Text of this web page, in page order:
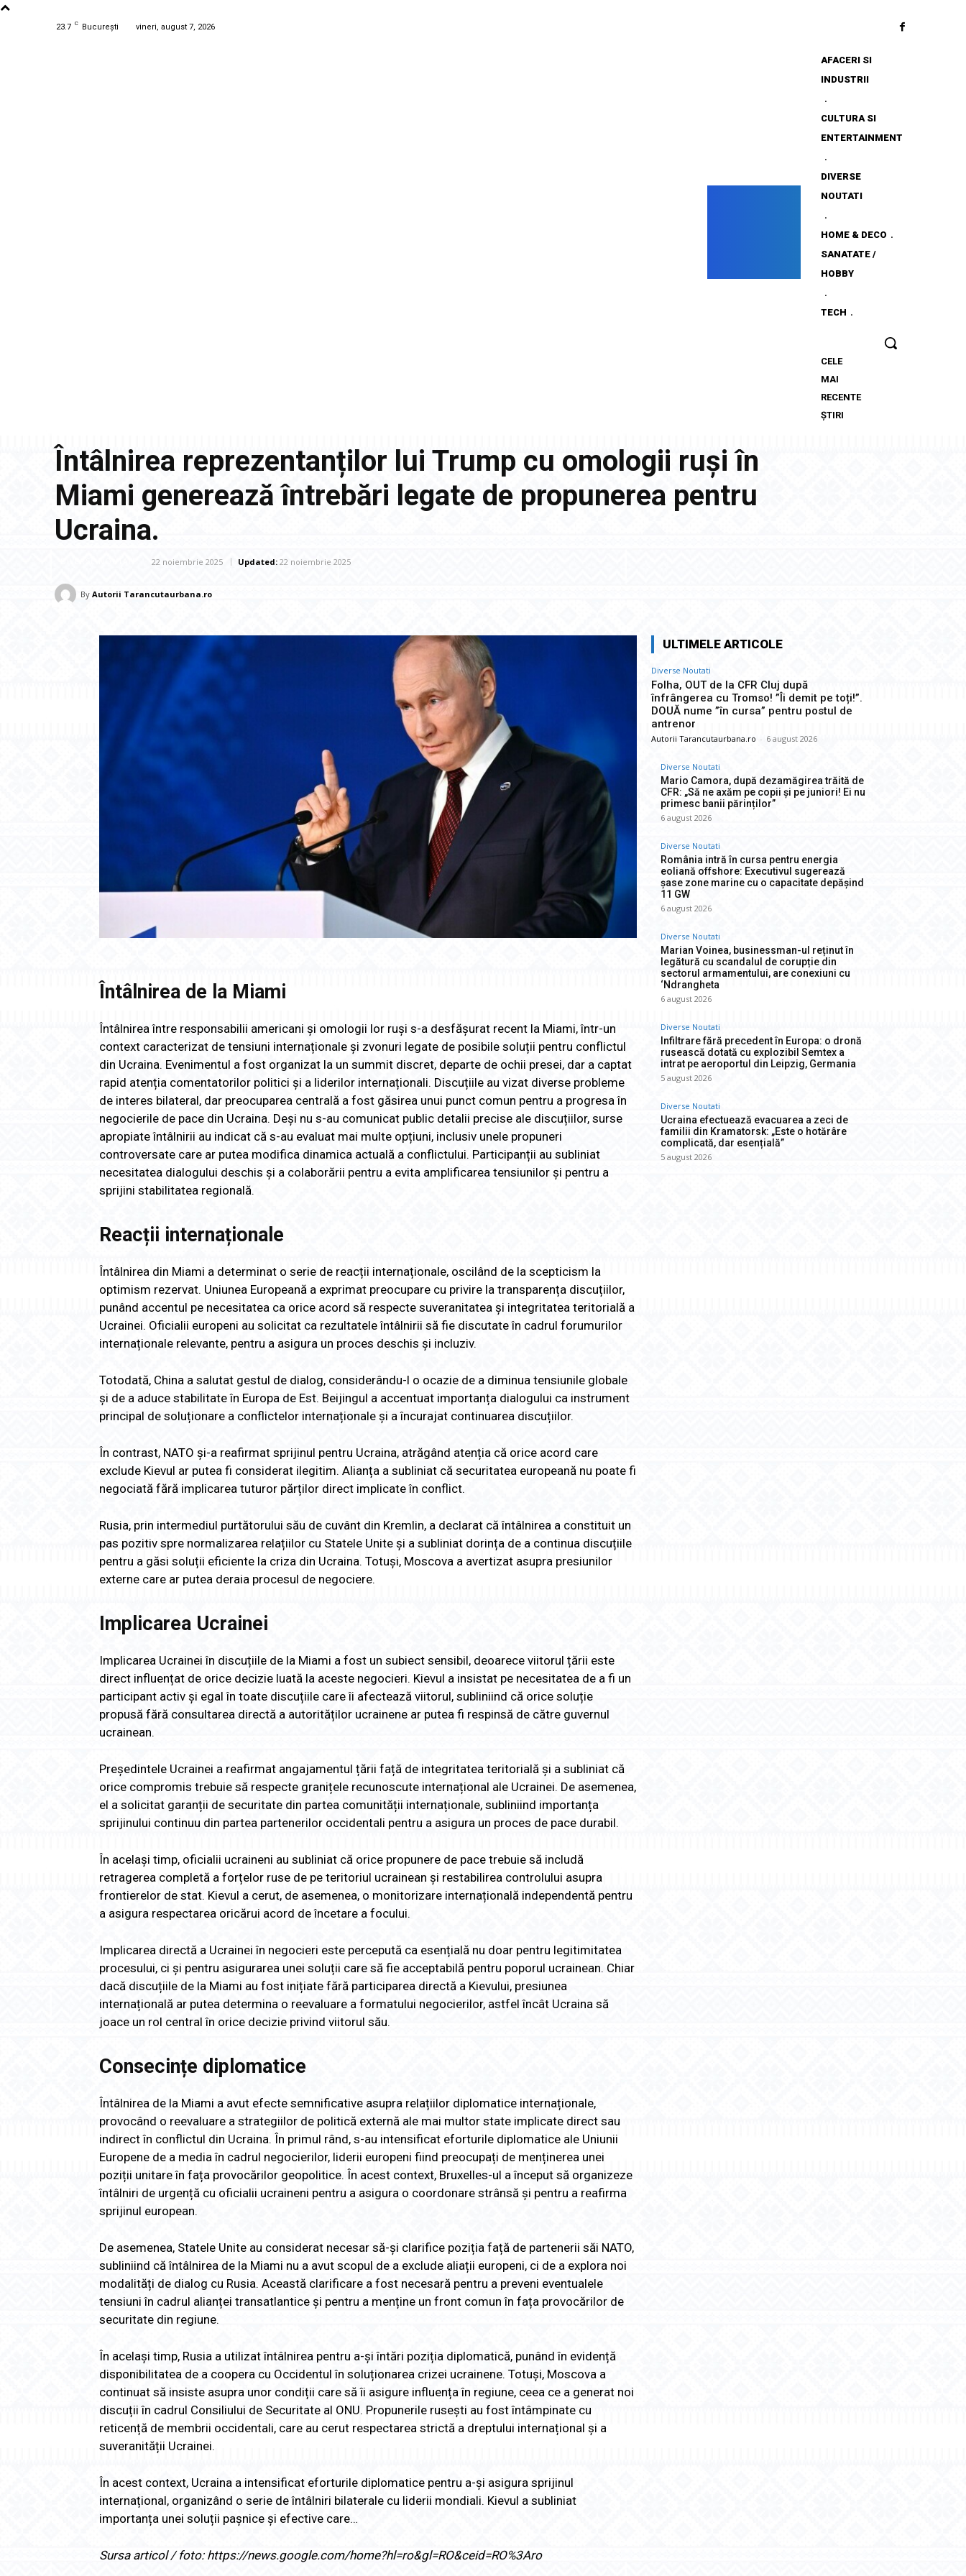
23.7 C București vineri, august 7, 2026
AFACERI SI
INDUSTRII
CULTURA SI
ENTERTAINMENT
DIVERSE
NOUTATI
HOME & DECO
SANATATE /
HOBBY
TECH
CELE
MAI
RECENTE
ȘTIRI
Întâlnirea reprezentanților lui Trump cu omologii ruși în
Miami generează întrebări legate de propunerea pentru
Ucraina.
22 noiembrie 2025 Updated: 22 noiembrie 2025
By Autorii Tarancutaurbana.ro
Întâlnirea de la Miami
Întâlnirea între responsabilii americani și omologii lor ruși s-a desfășurat recent la Miami, într-un
context caracterizat de tensiuni internaționale și zvonuri legate de posibile soluții pentru conflictul
din Ucraina. Evenimentul a fost organizat la un summit discret, departe de ochii presei, dar a captat
rapid atenția comentatorilor politici și a liderilor internaționali. Discuțiile au vizat diverse probleme
de interes bilateral, dar preocuparea centrală a fost găsirea unui punct comun pentru a progresa în
negocierile de pace din Ucraina. Deși nu s-au comunicat public detalii precise ale discuțiilor, surse
apropiate întâlnirii au indicat că s-au evaluat mai multe opțiuni, inclusiv unele propuneri
controversate care ar putea modifica dinamica actuală a conflictului. Participanții au subliniat
necesitatea dialogului deschis și a colaborării pentru a evita amplificarea tensiunilor și pentru a
sprijini stabilitatea regională.
Reacții internaționale
Întâlnirea din Miami a determinat o serie de reacții internaționale, oscilând de la scepticism la
optimism rezervat. Uniunea Europeană a exprimat preocupare cu privire la transparența discuțiilor,
punând accentul pe necesitatea ca orice acord să respecte suveranitatea și integritatea teritorială a
Ucrainei. Oficialii europeni au solicitat ca rezultatele întâlnirii să fie discutate în cadrul forumurilor
internaționale relevante, pentru a asigura un proces deschis și incluziv.
Totodată, China a salutat gestul de dialog, considerându-l o ocazie de a diminua tensiunile globale
și de a aduce stabilitate în Europa de Est. Beijingul a accentuat importanța dialogului ca instrument
principal de soluționare a conflictelor internaționale și a încurajat continuarea discuțiilor.
În contrast, NATO și-a reafirmat sprijinul pentru Ucraina, atrăgând atenția că orice acord care
exclude Kievul ar putea fi considerat ilegitim. Alianța a subliniat că securitatea europeană nu poate fi
negociată fără implicarea tuturor părților direct implicate în conflict.
Rusia, prin intermediul purtătorului său de cuvânt din Kremlin, a declarat că întâlnirea a constituit un
pas pozitiv spre normalizarea relațiilor cu Statele Unite și a subliniat dorința de a continua discuțiile
pentru a găsi soluții eficiente la criza din Ucraina. Totuși, Moscova a avertizat asupra presiunilor
externe care ar putea deraia procesul de negociere.
Implicarea Ucrainei
Implicarea Ucrainei în discuțiile de la Miami a fost un subiect sensibil, deoarece viitorul țării este
direct influențat de orice decizie luată la aceste negocieri. Kievul a insistat pe necesitatea de a fi un
participant activ și egal în toate discuțiile care îi afectează viitorul, subliniind că orice soluție
propusă fără consultarea directă a autorităților ucrainene ar putea fi respinsă de către guvernul
ucrainean.
Președintele Ucrainei a reafirmat angajamentul țării față de integritatea teritorială și a subliniat că
orice compromis trebuie să respecte granițele recunoscute internațional ale Ucrainei. De asemenea,
el a solicitat garanții de securitate din partea comunității internaționale, subliniind importanța
sprijinului continuu din partea partenerilor occidentali pentru a asigura un proces de pace durabil.
În același timp, oficialii ucraineni au subliniat că orice propunere de pace trebuie să includă
retragerea completă a forțelor ruse de pe teritoriul ucrainean și restabilirea controlului asupra
frontierelor de stat. Kievul a cerut, de asemenea, o monitorizare internațională independentă pentru
a asigura respectarea oricărui acord de încetare a focului.
Implicarea directă a Ucrainei în negocieri este percepută ca esențială nu doar pentru legitimitatea
procesului, ci și pentru asigurarea unei soluții care să fie acceptabilă pentru poporul ucrainean. Chiar
dacă discuțiile de la Miami au fost inițiate fără participarea directă a Kievului, presiunea
internațională ar putea determina o reevaluare a formatului negocierilor, astfel încât Ucraina să
joace un rol central în orice decizie privind viitorul său.
Consecințe diplomatice
Întâlnirea de la Miami a avut efecte semnificative asupra relațiilor diplomatice internaționale,
provocând o reevaluare a strategiilor de politică externă ale mai multor state implicate direct sau
indirect în conflictul din Ucraina. În primul rând, s-au intensificat eforturile diplomatice ale Uniunii
Europene de a media în cadrul negocierilor, liderii europeni fiind preocupați de menținerea unei
poziții unitare în fața provocărilor geopolitice. În acest context, Bruxelles-ul a început să organizeze
întâlniri de urgență cu oficialii ucraineni pentru a asigura o coordonare strânsă și pentru a reafirma
sprijinul european.
De asemenea, Statele Unite au considerat necesar să-și clarifice poziția față de partenerii săi NATO,
subliniind că întâlnirea de la Miami nu a avut scopul de a exclude aliații europeni, ci de a explora noi
modalități de dialog cu Rusia. Această clarificare a fost necesară pentru a preveni eventualele
tensiuni în cadrul alianței transatlantice și pentru a menține un front comun în fața provocărilor de
securitate din regiune.
În același timp, Rusia a utilizat întâlnirea pentru a-și întări poziția diplomatică, punând în evidență
disponibilitatea de a coopera cu Occidentul în soluționarea crizei ucrainene. Totuși, Moscova a
continuat să insiste asupra unor condiții care să îi asigure influența în regiune, ceea ce a generat noi
discuții în cadrul Consiliului de Securitate al ONU. Propunerile rusești au fost întâmpinate cu
reticență de membrii occidentali, care au cerut respectarea strictă a dreptului internațional și a
suveranității Ucrainei.
În acest context, Ucraina a intensificat eforturile diplomatice pentru a-și asigura sprijinul
internațional, organizând o serie de întâlniri bilaterale cu liderii mondiali. Kievul a subliniat
importanța unei soluții pașnice și efective care…
Sursa articol / foto: https://news.google.com/home?hl=ro&gl=RO&ceid=RO%3Aro
ULTIMELE ARTICOLE
Diverse Noutati
Folha, OUT de la CFR Cluj după
înfrângerea cu Tromso! ”Îi demit pe toți!”.
DOUĂ nume ”în cursa” pentru postul de
antrenor
Autorii Tarancutaurbana.ro - 6 august 2026
Diverse Noutati
Mario Camora, după dezamăgirea trăită de
CFR: „Să ne axăm pe copii și pe juniori! Ei nu
primesc banii părinților”
6 august 2026
Diverse Noutati
România intră în cursa pentru energia
eoliană offshore: Executivul sugerează
șase zone marine cu o capacitate depășind
11 GW
6 august 2026
Diverse Noutati
Marian Voinea, businessman-ul reținut în
legătură cu scandalul de corupție din
sectorul armamentului, are conexiuni cu
‘Ndrangheta
6 august 2026
Diverse Noutati
Infiltrare fără precedent în Europa: o dronă
rusească dotată cu explozibil Semtex a
intrat pe aeroportul din Leipzig, Germania
5 august 2026
Diverse Noutati
Ucraina efectuează evacuarea a zeci de
familii din Kramatorsk: „Este o hotărâre
complicată, dar esențială”
5 august 2026